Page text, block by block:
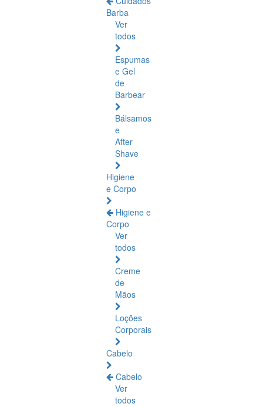
Barba
Ver
todos
Espumas
e Gel
de
Barbear
Bálsamos
e
After
Shave
Higiene
e Corpo
Higiene e
Corpo
Ver
todos
Creme
de
Mãos
Loções
Corporais
Cabelo
Cabelo
Ver
todos